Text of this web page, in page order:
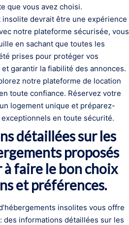
que vous avez choisi.
devrait être une expérience
notre plateforme sécurisée, vous
en sachant que toutes les
prises pour protéger vos
garantir la fiabilité des annonces.
notre plateforme de location
toute confiance. Réservez votre
logement unique et préparez-
en toute sécurité.
détaillées sur les
proposés
à faire le bon choix
et préférences.
insolites vous offre
des informations détaillées sur les